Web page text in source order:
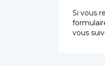
Si vous
vous